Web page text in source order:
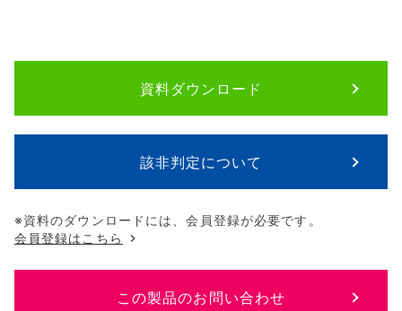
資料ダウンロード
該非判定について
※資料のダウンロードには、会員登録が必要です。
会員登録はこちら
この製品のお問い合わせ